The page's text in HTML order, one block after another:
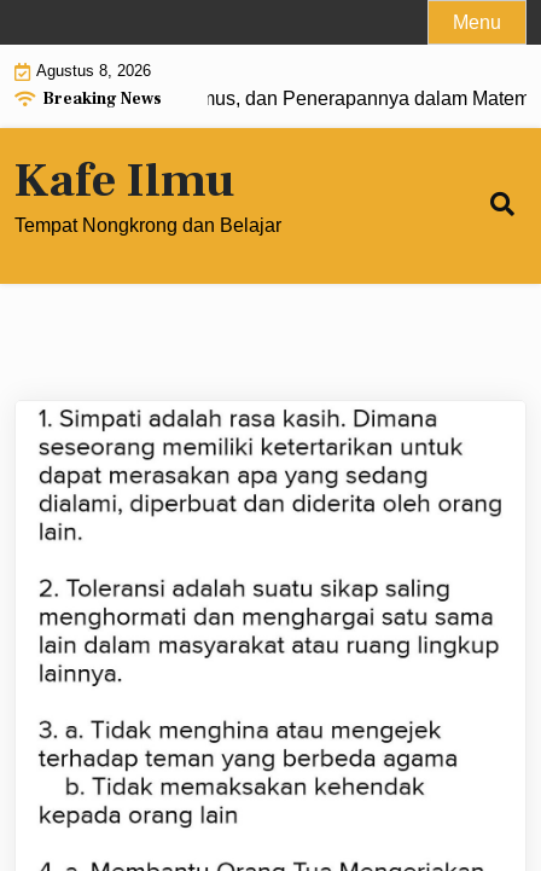
to
content
Menu
Agustus 8, 2026
Breaking News
0: Pengertian, Rumus, dan Penerapannya dalam
Kafe Ilmu
Tempat Nongkrong dan Belajar